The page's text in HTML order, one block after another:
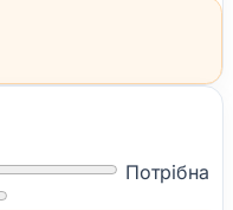
Потрібна